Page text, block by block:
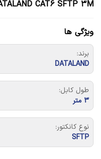
CAT6 SFTP 3M
ویژگی ها
برند:
DATALAND
طول کابل:
3 متر
نوع کانکتور:
SFTP